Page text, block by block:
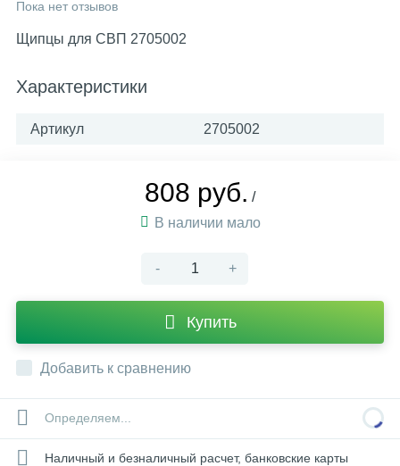
Пока нет отзывов
Щипцы для СВП 2705002
Характеристики
Артикул 2705002
808 руб. /
В наличии мало
- +
Купить
Добавить к сравнению
Определяем...
Наличный и безналичный расчет, банковские карты